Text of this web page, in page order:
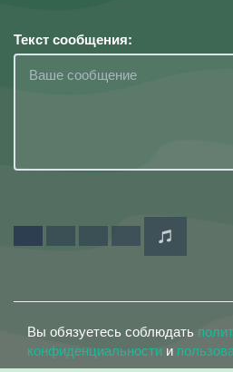
Текст сообщения:
Вы обязуетесь соблюдать
конфиденциальности и